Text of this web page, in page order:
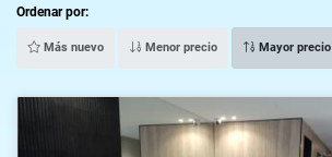
Ordenar por:
Más nuevo Menor precio Mayor precio